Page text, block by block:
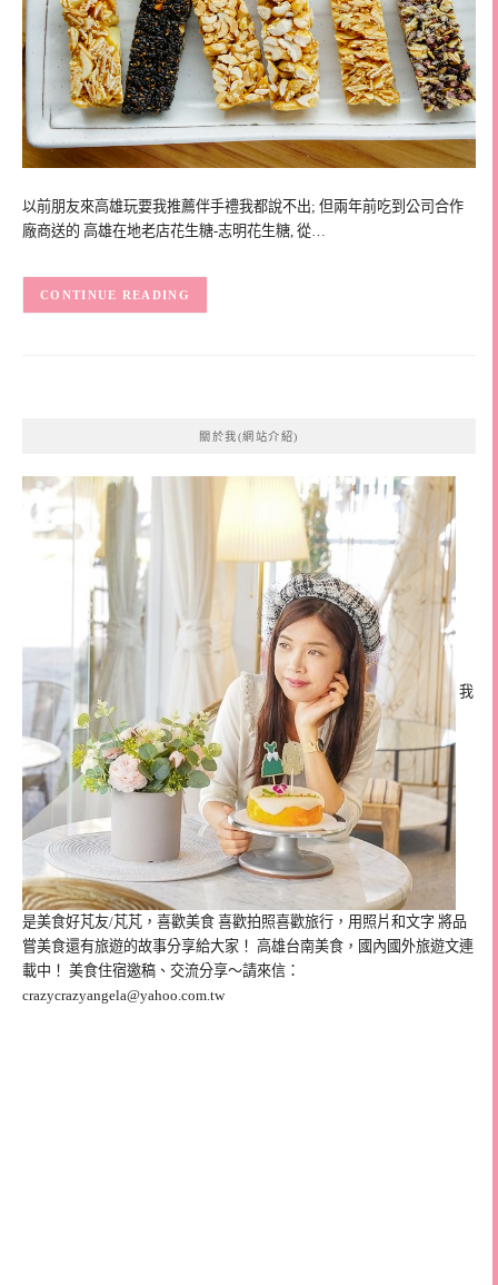
以前朋友來高雄玩要我推薦伴手禮我都說不出; 但兩年前吃到公司合作
廠商送的 高雄在地老店花生糖-志明花生糖, 從…
CONTINUE READING
關於我(網站介紹)
我
是美食好芃友/芃芃，喜歡美食 喜歡拍照喜歡旅行，用照片和文字 將品
嘗美食還有旅遊的故事分享給大家！ 高雄台南美食，國內國外旅遊文連
載中！ 美食住宿邀稿、交流分享～請來信：
crazycrazyangela@yahoo.com.tw